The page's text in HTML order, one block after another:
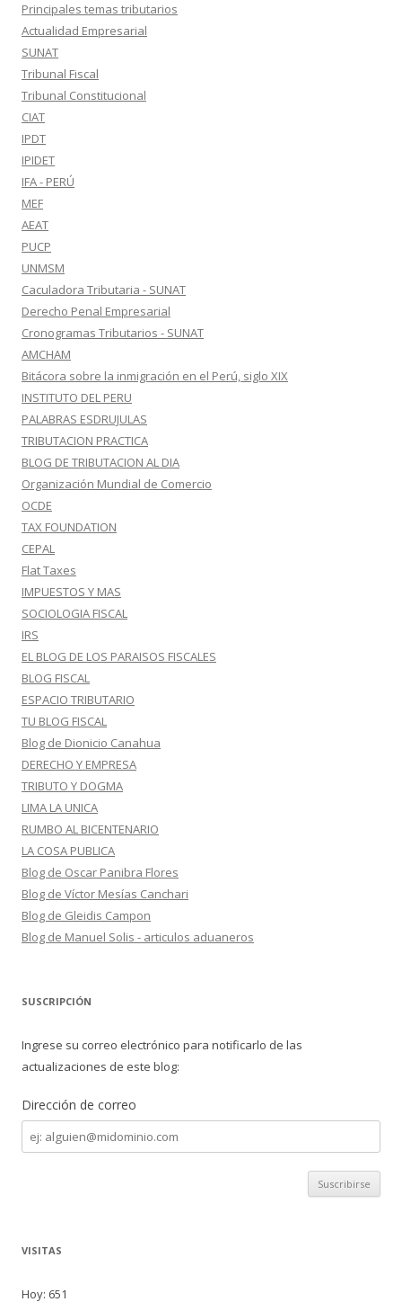
Principales temas tributarios
Actualidad Empresarial
SUNAT
Tribunal Fiscal
Tribunal Constitucional
CIAT
IPDT
IPIDET
IFA - PERÚ
MEF
AEAT
PUCP
UNMSM
Caculadora Tributaria - SUNAT
Derecho Penal Empresarial
Cronogramas Tributarios - SUNAT
AMCHAM
Bitácora sobre la inmigración en el Perú, siglo XIX
INSTITUTO DEL PERU
PALABRAS ESDRUJULAS
TRIBUTACION PRACTICA
BLOG DE TRIBUTACION AL DIA
Organización Mundial de Comercio
OCDE
TAX FOUNDATION
CEPAL
Flat Taxes
IMPUESTOS Y MAS
SOCIOLOGIA FISCAL
IRS
EL BLOG DE LOS PARAISOS FISCALES
BLOG FISCAL
ESPACIO TRIBUTARIO
TU BLOG FISCAL
Blog de Dionicio Canahua
DERECHO Y EMPRESA
TRIBUTO Y DOGMA
LIMA LA UNICA
RUMBO AL BICENTENARIO
LA COSA PUBLICA
Blog de Oscar Panibra Flores
Blog de Víctor Mesías Canchari
Blog de Gleidis Campon
Blog de Manuel Solis - articulos aduaneros
SUSCRIPCIÓN
Ingrese su correo electrónico para notificarlo de las
actualizaciones de este blog:
Dirección de correo
Dirección
de
correo
VISITAS
Hoy: 651